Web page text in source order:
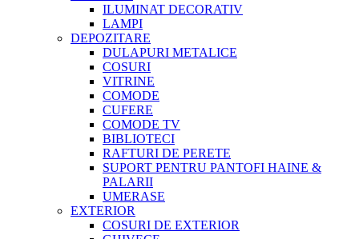
ILUMINAT DECORATIV
LAMPI
DEPOZITARE
DULAPURI METALICE
COSURI
VITRINE
COMODE
CUFERE
COMODE TV
BIBLIOTECI
RAFTURI DE PERETE
SUPORT PENTRU PANTOFI HAINE &
PALARII
UMERASE
EXTERIOR
COSURI DE EXTERIOR